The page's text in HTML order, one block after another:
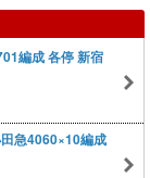
編成 各停 新宿
急4060×10編成